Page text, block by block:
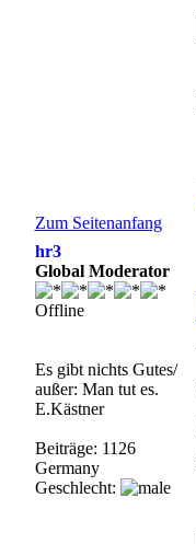
Zum Seitenanfang
hr3
Global Moderator
Offline
Es gibt nichts Gutes/
außer: Man tut es.
E.Kästner
Beiträge: 1126
Germany
Geschlecht: